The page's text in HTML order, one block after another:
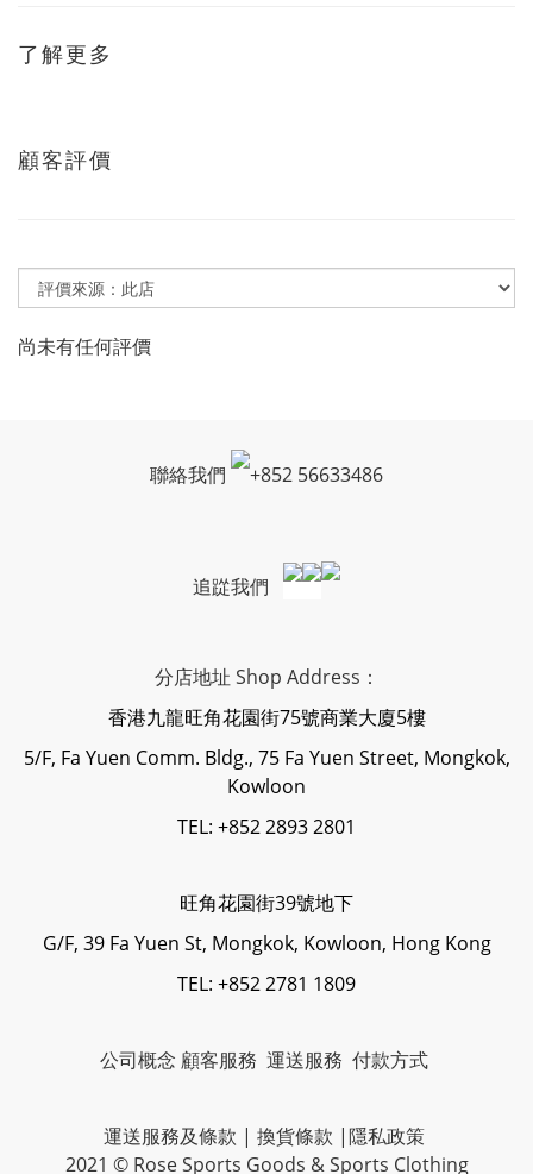
了解更多
顧客評價
尚未有任何評價
聯絡我們 +852 56633486
追踨我們
分店地址 Shop Address：
香港九龍旺角花園街75號商業大廈5樓
5/F, Fa Yuen Comm. Bldg., 75 Fa Yuen Street, Mongkok,
Kowloon
TEL: +852 2893 2801
旺角花園街39號地下
G/F, 39 Fa Yuen St, Mongkok, Kowloon, Hong Kong
TEL: +852 2781 1809
公司概念 顧客服務 運送服務 付款方式
運送服務及條款 | 換貨條款 |隱私政策
2021 © Rose Sports Goods & Sports Clothing